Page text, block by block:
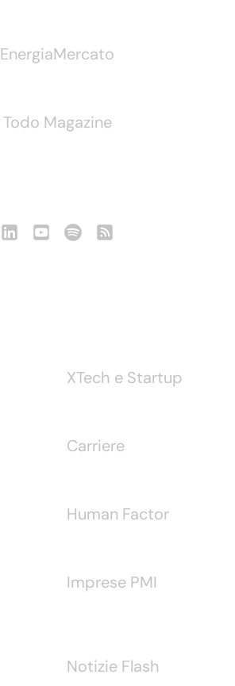
EnergiaMercato
Todo Magazine
XTech e Startup
Carriere
Human Factor
Imprese PMI
Notizie Flash